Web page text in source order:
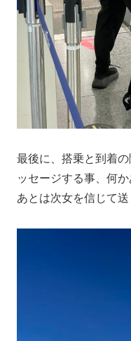
最後に、搭乗と到着
ッセージする事、何
あとは次女を信じて送